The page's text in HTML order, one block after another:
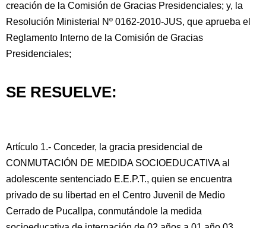
creación de la Comisión de Gracias Presidenciales; y, la
Resolución Ministerial Nº 0162-2010-JUS, que aprueba el
Reglamento Interno de la Comisión de Gracias
Presidenciales;
SE RESUELVE:
Artículo 1.- Conceder, la gracia presidencial de
CONMUTACIÓN DE MEDIDA SOCIOEDUCATIVA al
adolescente sentenciado E.E.P.T., quien se encuentra
privado de su libertad en el Centro Juvenil de Medio
Cerrado de Pucallpa, conmutándole la medida